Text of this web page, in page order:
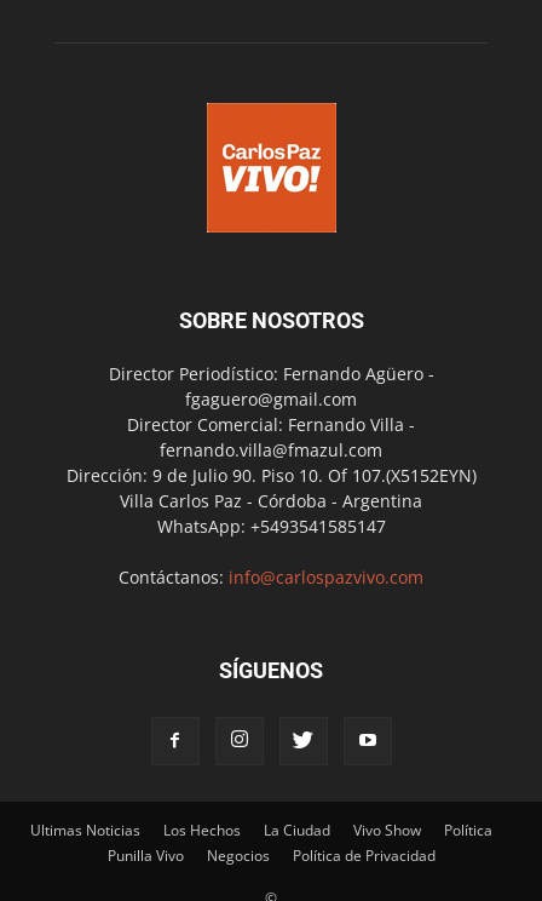
SOBRE NOSOTROS
Director Periodístico: Fernando Agüero -
fgaguero@gmail.com
Director Comercial: Fernando Villa -
fernando.villa@fmazul.com
Dirección: 9 de Julio 90. Piso 10. Of 107.(X5152EYN)
Villa Carlos Paz - Córdoba - Argentina
WhatsApp: +5493541585147
Contáctanos: info@carlospazvivo.com
SÍGUENOS
Ultimas Noticias Los Hechos La Ciudad Vivo Show
Política
Punilla Vivo
Negocios Política de Privacidad